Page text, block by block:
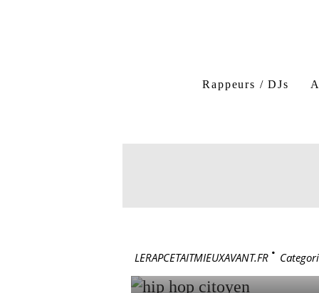
Rappeurs / DJs
LERAPCETAITMIEUXAVANT.FR >